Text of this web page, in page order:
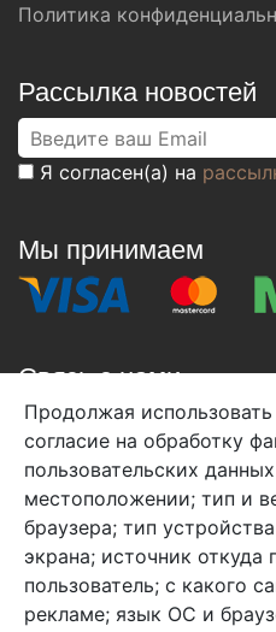
Политика
Рассылка новостей
Я согласен(а) на
Мы принимаем
Связь с нами
+7 (495) 933-38-08
info@arben-textile.ru-
Арбен текстиль г.
Продолжая
согласие на обработку
пользовательских
местоположении; тип и
браузера; тип
экрана; источник откуда
пользователь; с какого
рекламе; язык ОС и